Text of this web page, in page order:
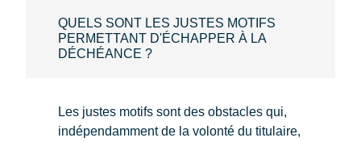
QUELS SONT LES JUSTES MOTIFS
PERMETTANT D'ÉCHAPPER À LA
DÉCHÉANCE ?
Les justes motifs sont des obstacles qui,
indépendamment de la volonté du titulaire,